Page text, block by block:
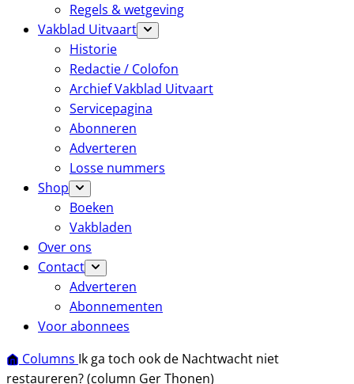
Regels & wetgeving
Vakblad Uitvaart
Historie
Redactie / Colofon
Archief Vakblad Uitvaart
Servicepagina
Abonneren
Adverteren
Losse nummers
Shop
Boeken
Vakbladen
Over ons
Contact
Adverteren
Abonnementen
Voor abonnees
Columns Ik ga toch ook de Nachtwacht niet
restaureren? (column Ger Thonen)